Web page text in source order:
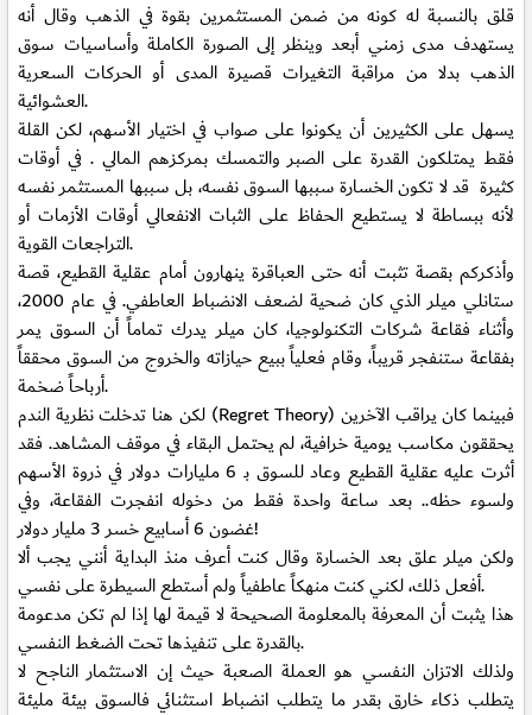
قلق بالنسبة له كونه من ضمن المستثمرين بقوة في الذهب وقال أنه
يستهدف مدى زمني أبعد وينظر إلى الصورة الكاملة وأساسيات سوق
الذهب بدلا من مراقبة التغيرات قصيرة المدى أو الحركات السعرية
العشوائية.
يسهل على الكثيرين أن يكونوا على صواب في اختيار الأسهم، لكن القلة
فقط يمتلكون القدرة على الصبر والتمسك بمركزهم المالي . في أوقات
كثيرة قد لا تكون الخسارة سببها السوق نفسه، بل سببها المستثمر نفسه
لأنه ببساطة لا يستطيع الحفاظ على الثبات الانفعالي أوقات الأزمات أو
التراجعات القوية.
وأذكركم بقصة تثبت أنه حتى العباقرة ينهارون أمام عقلية القطيع، قصة
ستانلي ميلر الذي كان ضحية لضعف الانضباط العاطفي. في عام 2000،
وأثناء فقاعة شركات التكنولوجيا، كان ميلر يدرك تماماً أن السوق يمر
بفقاعة ستنفجر قريباً، وقام فعلياً ببيع حيازاته والخروج من السوق محققاً
أرباحاً ضخمة.
لكن هنا تدخلت نظرية الندم (Regret Theory) فبينما كان يراقب الآخرين
يحققون مكاسب يومية خرافية، لم يحتمل البقاء في موقف المشاهد. فقد
أثرت عليه عقلية القطيع وعاد للسوق بـ 6 مليارات دولار في ذروة الأسهم
ولسوء حظه.. بعد ساعة واحدة فقط من دخوله انفجرت الفقاعة، وفي
غضون 6 أسابيع خسر 3 مليار دولار!
ولكن ميلر علق بعد الخسارة وقال كنت أعرف منذ البداية أنني يجب ألا
أفعل ذلك، لكني كنت منهكاً عاطفياً ولم أستطع السيطرة على نفسي.
هذا يثبت أن المعرفة بالمعلومة الصحيحة لا قيمة لها إذا لم تكن مدعومة
بالقدرة على تنفيذها تحت الضغط النفسي.
ولذلك الاتزان النفسي هو العملة الصعبة حيث إن الاستثمار الناجح لا
يتطلب ذكاء خارق بقدر ما يتطلب انضباط استثنائي فالسوق بيئة مليئة